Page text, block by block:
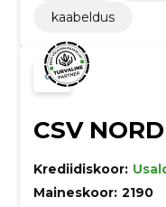
kaabeldus
CSV
Krediidiskoor:
Maineskoor: 2190